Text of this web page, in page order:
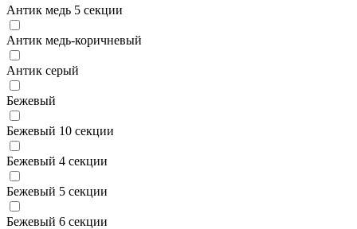
Антик медь 5 секции
Антик медь-коричневый
Антик серый
Бежевый
Бежевый 10 секции
Бежевый 4 секции
Бежевый 5 секции
Бежевый 6 секции